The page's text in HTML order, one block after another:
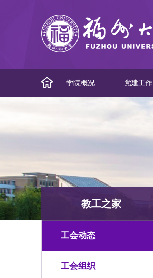
学院概况 党建工作
教工之家
工会动态
工会组织